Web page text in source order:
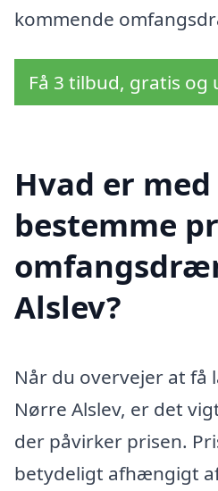
kommende
Få 3 tilbud, gratis
Hvad er
bestemme
Alslev?
Når du overvejer at
Nørre Alslev, er det
der påvirker prisen.
betydeligt afhængigt